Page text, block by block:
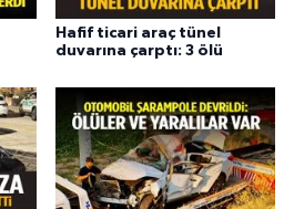
Hafif ticari araç tünel
duvarına çarptı: 3 ölü